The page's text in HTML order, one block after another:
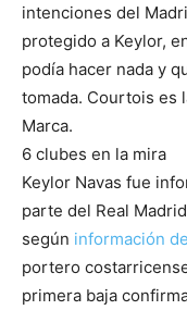
intenciones del
protegido a Keylor,
podía hacer nada y
tomada. Courtois es
Marca.
6 clubes en la mira
Keylor Navas fue
parte del Real
según información
portero
primera baja